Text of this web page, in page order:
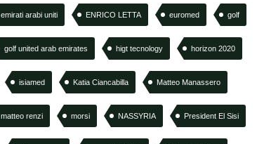
emirati arabi uniti ENRICO LETTA euromed golf
golf united arab emirates higt tecnology horizon 2020
isiamed Katia Ciancabilla Matteo Manassero
matteo renzi morsi NASSYRIA President El Sisi